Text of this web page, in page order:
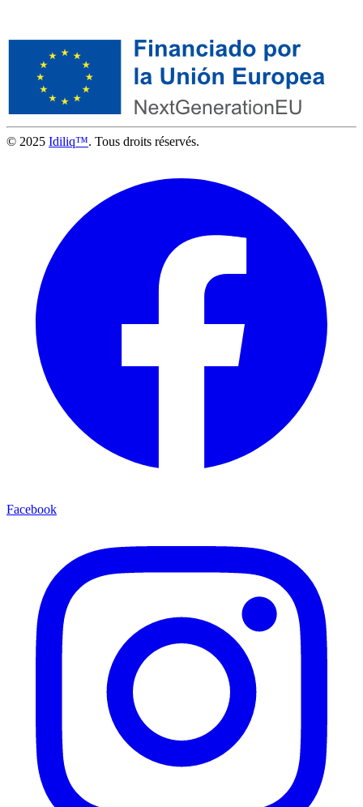
© 2025 Idiliq™. Tous droits réservés.
Facebook